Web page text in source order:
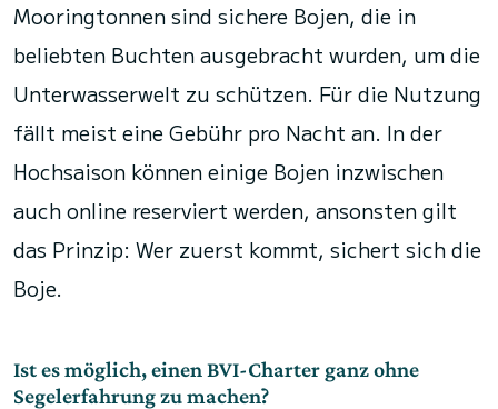
Mooringtonnen sind sichere Bojen, die in
beliebten Buchten ausgebracht wurden, um die
Unterwasserwelt zu schützen. Für die Nutzung
fällt meist eine Gebühr pro Nacht an. In der
Hochsaison können einige Bojen inzwischen
auch online reserviert werden, ansonsten gilt
das Prinzip: Wer zuerst kommt, sichert sich die
Boje.
Ist es möglich, einen BVI-Charter ganz ohne
Segelerfahrung zu machen?